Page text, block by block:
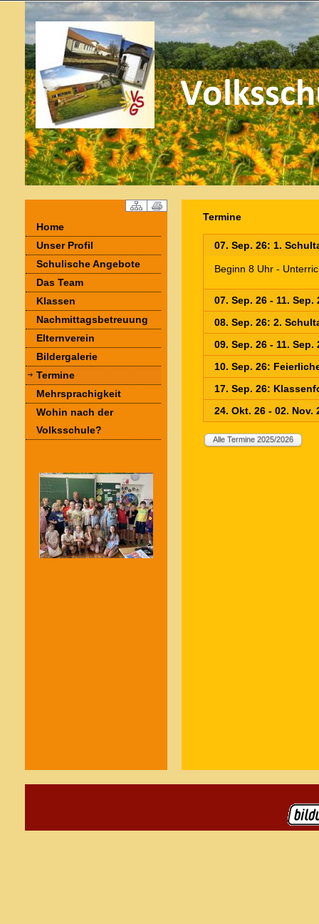
Home
Unser Profil
Schulische Angebote
Das Team
Klassen
Nachmittagsbetreuung
Elternverein
Bildergalerie
Termine
Mehrsprachigkeit
Wohin nach der
Volksschule?
Termine
07. Sep. 26: 1.
Beginn 8 Uhr -
07. Sep. 26 - 11.
08. Sep. 26: 2.
09. Sep. 26 - 11.
10. Sep. 26:
17. Sep. 26:
24. Okt. 26 - 02.